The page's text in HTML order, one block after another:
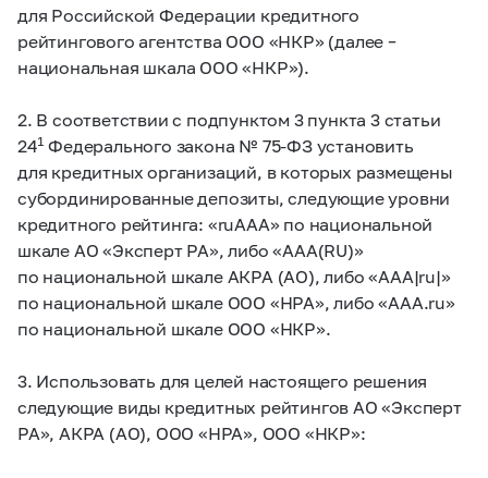
для Российской Федерации кредитного
рейтингового агентства ООО «НКР» (далее –
национальная шкала ООО «НКР»).
2. В соответствии с подпунктом 3 пункта 3 статьи
241 Федерального закона № 75-ФЗустановить
для кредитных организаций, в которых размещены
субординированные депозиты, следующие уровни
кредитного рейтинга: «ruAAA» по национальной
шкале АО «Эксперт РА», либо «AAA(RU)»
по национальной шкале АКРА (АО), либо «AAA|ru|»
по национальной шкале ООО «НРА», либо «AAA.ru»
по национальной шкале ООО «НКР».
3. Использовать для целей настоящего решения
следующие виды кредитных рейтингов АО «Эксперт
РА», АКРА (АО), ООО «НРА», ООО «НКР»: